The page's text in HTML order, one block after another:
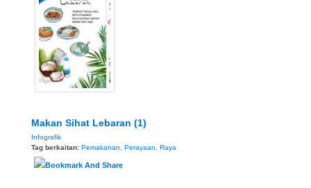
Makan Sihat Lebaran (1)
Infografik
Tag berkaitan: Pemakanan Perayaan Raya